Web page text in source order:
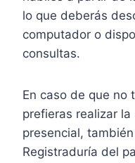
lo que deberás
computador o
consultas.
En caso de que no
prefieras realizar
presencial,
Registraduría del